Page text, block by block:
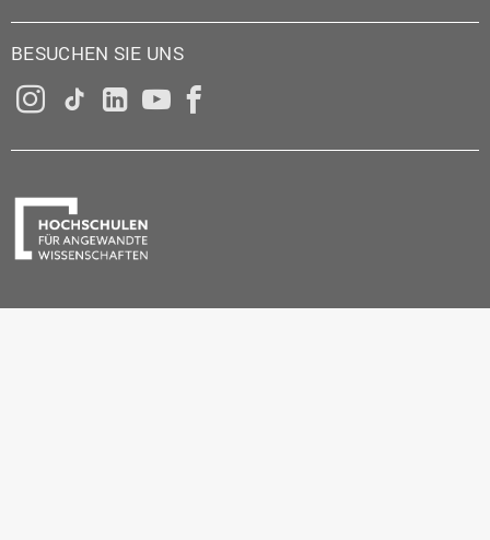
BESUCHEN SIE UNS
Instagram
Tiktok
LinkedInYouTube